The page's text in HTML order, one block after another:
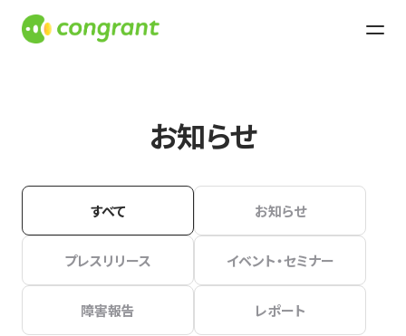
お知らせ
すべて お知らせ
プレスリリース イベント・セミナー
障害報告 レポート